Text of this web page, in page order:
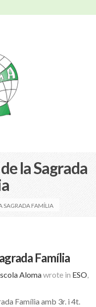
la Sagrada
SAGRADA FAMÍLIA
Família
Alomawrote in ESO,
Família amb 3r. i 4t.